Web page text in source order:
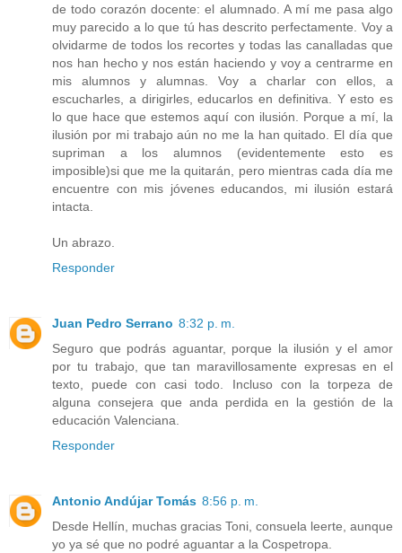
de todo corazón docente: el alumnado. A mí me pasa algo
muy parecido a lo que tú has descrito perfectamente. Voy a
olvidarme de todos los recortes y todas las canalladas que
nos han hecho y nos están haciendo y voy a centrarme en
mis alumnos y alumnas. Voy a charlar con ellos, a
escucharles, a dirigirles, educarlos en definitiva. Y esto es
lo que hace que estemos aquí con ilusión. Porque a mí, la
ilusión por mi trabajo aún no me la han quitado. El día que
supriman a los alumnos (evidentemente esto es
imposible)si que me la quitarán, pero mientras cada día me
encuentre con mis jóvenes educandos, mi ilusión estará
intacta.
Un abrazo.
Responder
Juan Pedro Serrano 8:32 p. m.
Seguro que podrás aguantar, porque la ilusión y el amor
por tu trabajo, que tan maravillosamente expresas en el
texto, puede con casi todo. Incluso con la torpeza de
alguna consejera que anda perdida en la gestión de la
educación Valenciana.
Responder
Antonio Andújar Tomás 8:56 p. m.
Desde Hellín, muchas gracias Toni, consuela leerte, aunque
yo ya sé que no podré aguantar a la Cospetropa.